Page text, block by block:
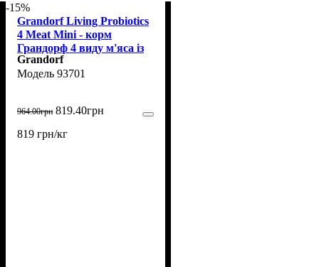
-15%
Grandorf Living Probiotics
4 Meat Mini - корм
Грандорф 4 виду м'яса із
пробіотиками для собак
малих порід 1 кг
Grandorf
93701
964.00грн 819.40грн
819 грн/кг